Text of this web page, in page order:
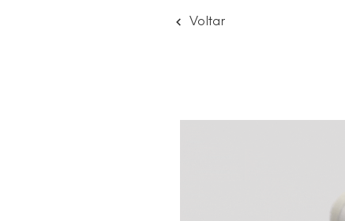
Voltar